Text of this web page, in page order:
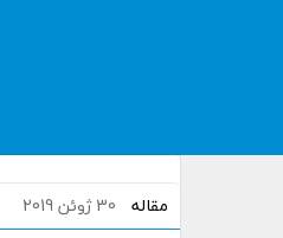
مقاله 30 ژوئن 2019